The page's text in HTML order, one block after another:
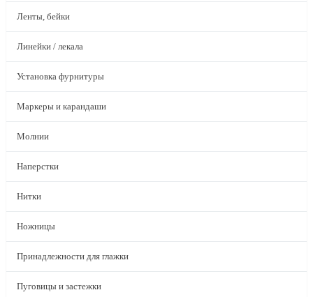
Ленты, бейки
Линейки / лекала
Установка фурнитуры
Маркеры и карандаши
Молнии
Наперстки
Нитки
Ножницы
Принадлежности для глажки
Пуговицы и застежки